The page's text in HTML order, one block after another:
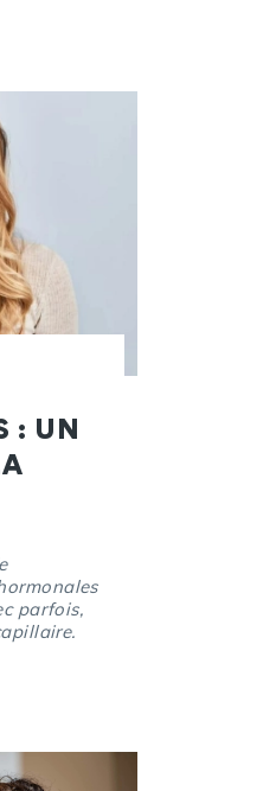
: UN
parfois,